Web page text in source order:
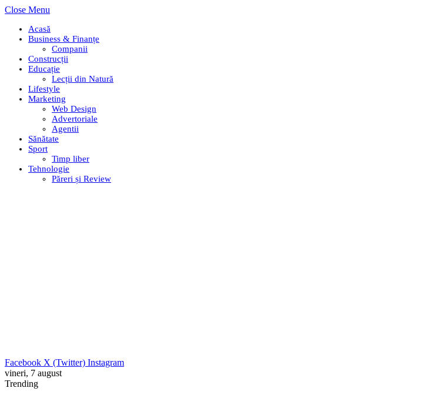
Close Menu
Acasă
Business & Finanțe
Companii
Construcții
Educație
Lecții din Natură
Lifestyle
Marketing
Web Design
Advertoriale
Agentii
Sănătate
Sport
Timp liber
Tehnologie
Păreri și Review
Facebook X (Twitter) Instagram
vineri, 7 august
Trending